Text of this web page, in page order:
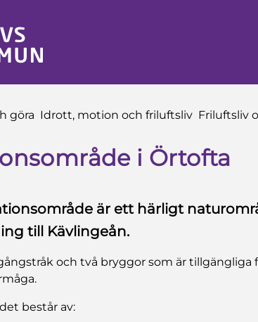
göra Idrott, motion och friluftsliv Friluftsliv
i Örtofta
är ett härligt
till Kävlingeån.
och två bryggor som är tillgängliga
består av: